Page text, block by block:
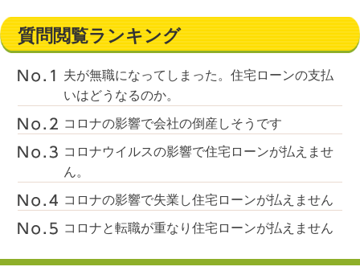
質問閲覧ランキング
夫が無職になってしまった。住宅ローンの支払
いはどうなるのか。
コロナの影響で会社の倒産しそうです
コロナウイルスの影響で住宅ローンが払えませ
ん。
コロナの影響で失業し住宅ローンが払えません
コロナと転職が重なり住宅ローンが払えません